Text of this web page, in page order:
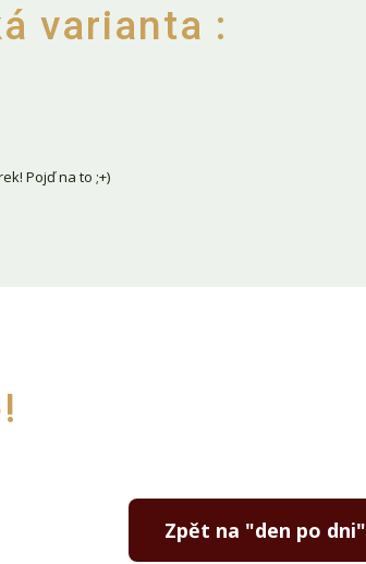
varianta :
Pojď na to ;+)
Zpět na "den po dni"